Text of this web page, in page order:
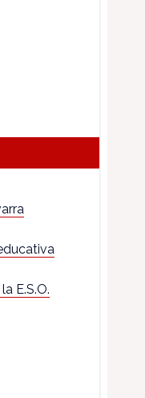
E.S.O.